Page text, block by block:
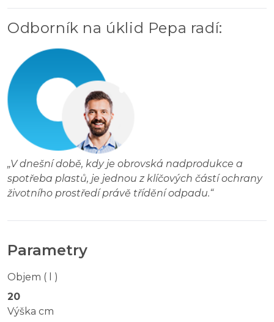
Odborník na úklid Pepa radí:
„V dnešní době, kdy je obrovská nadprodukce a
spotřeba plastů, je jednou z klíčových částí ochrany
životního prostředí právě třídění odpadu.“
Parametry
Objem ( l )
20
Výška cm